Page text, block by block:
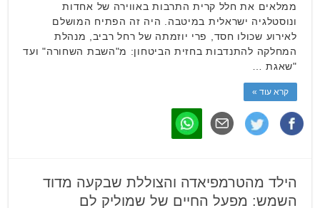
ממלאים את חלל קרית התרבות באווירה של אחדות
ונוסטלגיה ישראלית במיטבה. היה זה הפתיח המושלם
לאירוע שכולו חסד, פרי יוזמתה של רחל רביב, מנהלת
המחלקה להתנדבות בחזית הביטחון: מ"השבת השחורה" ועד
"שאגת …
קרא עוד »
הילד מהטרמפיאדה והצוללת שבקעה מדוד
השמש: מפעל החיים של שמוליק לם